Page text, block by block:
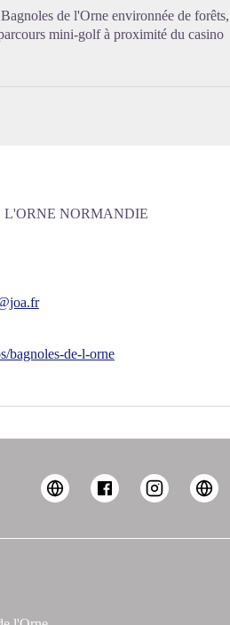
de l'Orne environnée de
mini-golf à proximité du casino
L'ORNE NORMANDIE
bagnoles-de-l-orne